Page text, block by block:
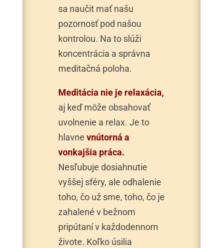
sa naučit mať našu
pozornosť pod našou
kontrolou. Na to slúži
koncentrácia a správna
meditačná poloha.
Meditácia nie je relaxácia,
aj keď môže obsahovať
uvolnenie a relax. Je to
hlavne vnútorná a
vonkajšia práca.
Nesľubuje dosiahnutie
vyššej sféry, ale odhalenie
toho, čo už sme, toho, čo je
zahalené v bežnom
pripútaní v každodennom
živote. Koľko úsilia